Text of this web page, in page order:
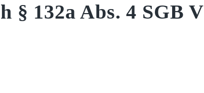
§ 132a Abs. 4 SGB V